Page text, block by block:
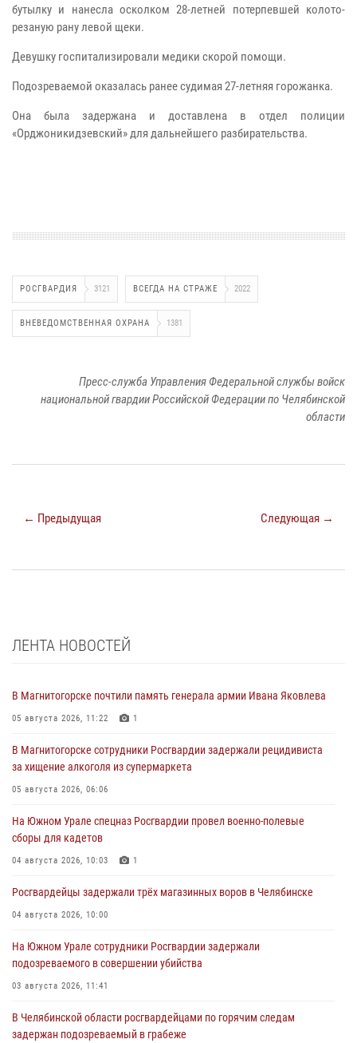
бутылку и нанесла осколком 28-летней потерпевшей колото-
резаную рану левой щеки.
Девушку госпитализировали медики скорой помощи.
Подозреваемой оказалась ранее судимая 27-летняя горожанка.
Она была задержана и доставлена в отдел полиции
«Орджоникидзевский» для дальнейшего разбирательства.
РОСГВАРДИЯ 3121 ВСЕГДА НА СТРАЖЕ 2022
ВНЕВЕДОМСТВЕННАЯ ОХРАНА 1381
Пресс-служба Управления Федеральной службы войск
национальной гвардии Российской Федерации по Челябинской
области
← Предыдущая Следующая →
ЛЕНТА НОВОСТЕЙ
В Магнитогорске почтили память генерала армии Ивана Яковлева
05 августа 2026, 11:22 1
В Магнитогорске сотрудники Росгвардии задержали рецидивиста
за хищение алкоголя из супермаркета
05 августа 2026, 06:06
На Южном Урале спецназ Росгвардии провел военно-полевые
сборы для кадетов
04 августа 2026, 10:03 1
Росгвардейцы задержали трёх магазинных воров в Челябинске
04 августа 2026, 10:00
На Южном Урале сотрудники Росгвардии задержали
подозреваемого в совершении убийства
03 августа 2026, 11:41
В Челябинской области росгвардейцами по горячим следам
задержан подозреваемый в грабеже